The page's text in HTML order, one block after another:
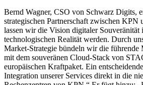
Bernd Wagner, CSO von Schwarz Digits,
strategischen Partnerschaft zwischen KPN
lassen wir die Vision digitaler Souveränität
technologischen Realität werden. Durch
Market-Strategie bündeln wir die führende
mit dem souveränen Cloud-Stack von
europäischen Kraftpaket. Ein
Integration unserer Services direkt in die